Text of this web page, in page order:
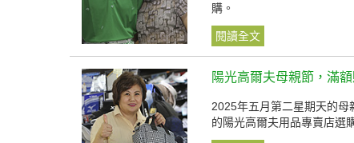
購。
閱讀全文
陽光高爾夫母親節，滿
2025年五月第二星期天的母
的陽光高爾夫用品專賣店選